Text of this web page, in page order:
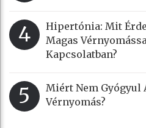
4
Hipertónia: Mit
Magas
Kapcsolatban?
5
Miért Nem Gyógyul
Vérnyomás?